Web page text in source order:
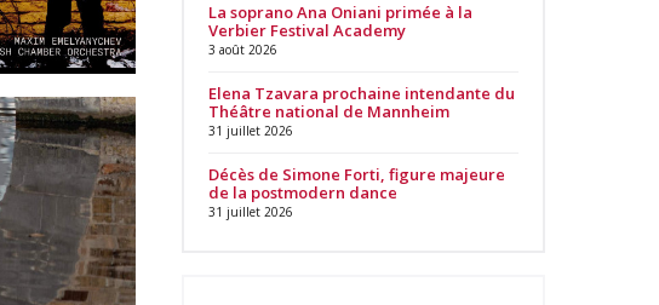
La soprano Ana Oniani primée à la
Verbier Festival Academy
3 août 2026
Elena Tzavara prochaine intendante du
Théâtre national de Mannheim
31 juillet 2026
Décès de Simone Forti, figure majeure
de la postmodern dance
31 juillet 2026